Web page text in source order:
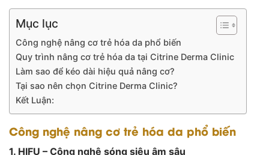
Mục lục
Công nghệ nâng cơ trẻ hóa da phổ biến
Quy trình nâng cơ trẻ hóa da tại Citrine Derma Clinic
Làm sao để kéo dài hiệu quả nâng cơ?
Tại sao nên chọn Citrine Derma Clinic?
Kết Luận:
Công nghệ nâng cơ trẻ hóa da phổ biến
1. HIFU – Công nghệ sóng siêu âm sâu